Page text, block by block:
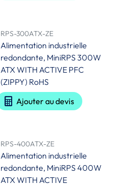
RPS-300ATX-ZE
Alimentation industrielle
redondante, MiniRPS 300W
ATX WITH ACTIVE PFC
(ZIPPY) RoHS
Ajouter au devis
RPS-400ATX-ZE
Alimentation industrielle
redondante, MiniRPS 400W
ATX WITH ACTIVE